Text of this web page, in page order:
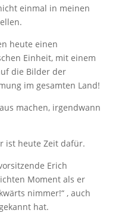
einmal in meinen
heute einen
Einheit, mit einem
die Bilder der
im gesamten Land!
machen, irgendwann
ist heute Zeit dafür.
Erich
Moment als er
nimmer!“ , auch
hat.